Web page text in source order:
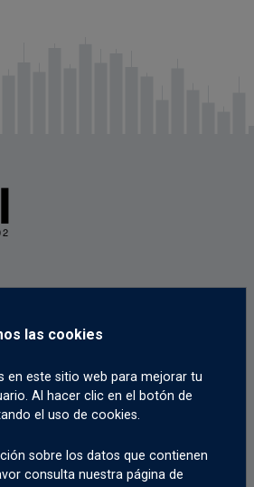
las cookies
en este sitio web para mejorar tu
Al hacer clic en el botón de
el uso de cookies.
sobre los datos que contienen
consulta nuestra página de